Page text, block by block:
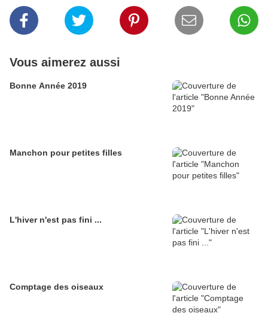
Vous aimerez aussi
Bonne Année 2019
Manchon pour petites filles
L'hiver n'est pas fini ...
Comptage des oiseaux